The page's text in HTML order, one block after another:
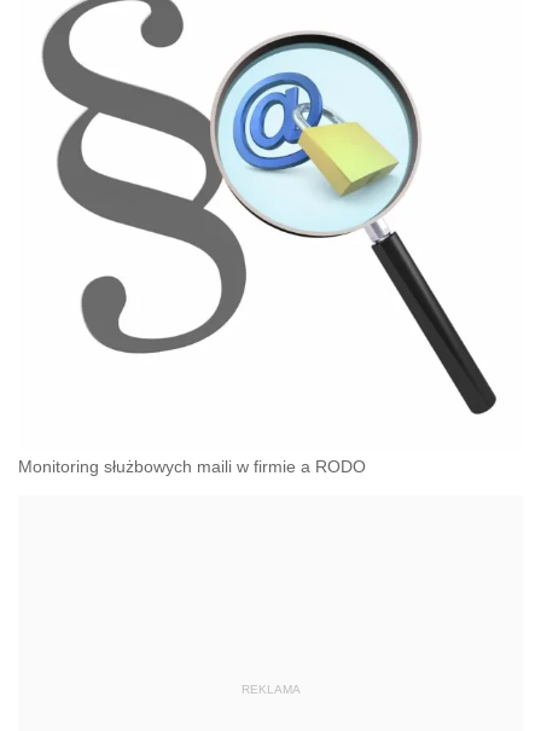
Monitoring służbowych maili w firmie a RODO